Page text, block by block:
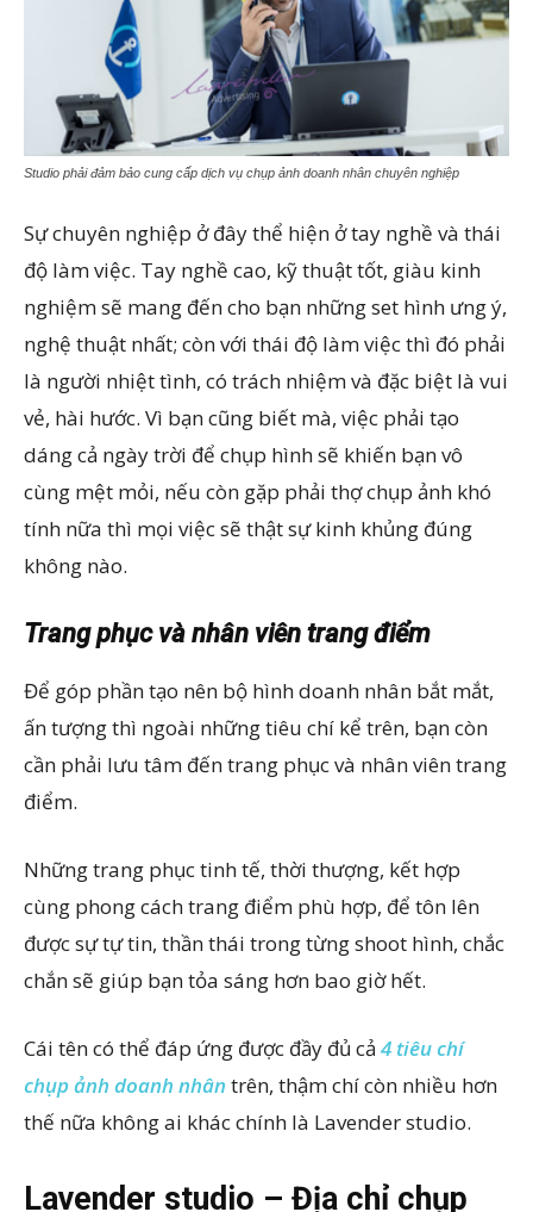
Studio phải đảm bảo cung cấp dịch vụ chụp ảnh doanh nhân chuyên nghiệp
Sự chuyên nghiệp ở đây thể hiện ở tay nghề và thái
độ làm việc. Tay nghề cao, kỹ thuật tốt, giàu kinh
nghiệm sẽ mang đến cho bạn những set hình ưng ý,
nghệ thuật nhất; còn với thái độ làm việc thì đó phải
là người nhiệt tình, có trách nhiệm và đặc biệt là vui
vẻ, hài hước. Vì bạn cũng biết mà, việc phải tạo
dáng cả ngày trời để chụp hình sẽ khiến bạn vô
cùng mệt mỏi, nếu còn gặp phải thợ chụp ảnh khó
tính nữa thì mọi việc sẽ thật sự kinh khủng đúng
không nào.
Trang phục và nhân viên trang điểm
Để góp phần tạo nên bộ hình doanh nhân bắt mắt,
ấn tượng thì ngoài những tiêu chí kể trên, bạn còn
cần phải lưu tâm đến trang phục và nhân viên trang
điểm.
Những trang phục tinh tế, thời thượng, kết hợp
cùng phong cách trang điểm phù hợp, để tôn lên
được sự tự tin, thần thái trong từng shoot hình, chắc
chắn sẽ giúp bạn tỏa sáng hơn bao giờ hết.
Cái tên có thể đáp ứng được đầy đủ cả 4 tiêu chí
chụp ảnh doanh nhân trên, thậm chí còn nhiều hơn
thế nữa không ai khác chính là Lavender studio.
Lavender studio – Địa chỉ chụp